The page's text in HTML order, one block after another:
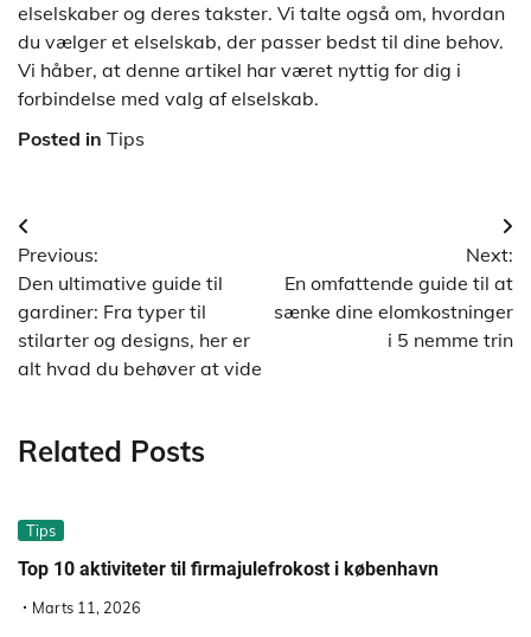
elselskaber og deres takster. Vi talte også om, hvordan
du vælger et elselskab, der passer bedst til dine behov.
Vi håber, at denne artikel har været nyttig for dig i
forbindelse med valg af elselskab.
Posted in Tips
Indlægsnavigation
Previous:
Den ultimative guide til
gardiner: Fra typer til
stilarter og designs, her er
alt hvad du behøver at vide
Next:
En omfattende guide til at
sænke dine elomkostninger
i 5 nemme trin
Related Posts
Tips
Top 10 aktiviteter til firmajulefrokost i københavn
Marts 11, 2026